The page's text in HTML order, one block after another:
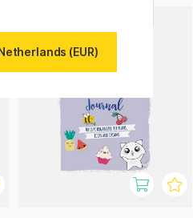
(EUR)